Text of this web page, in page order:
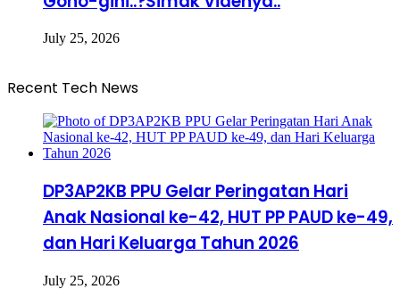
July 25, 2026
Recent Tech News
DP3AP2KB PPU Gelar Peringatan Hari
Anak Nasional ke-42, HUT PP PAUD ke-49,
dan Hari Keluarga Tahun 2026
July 25, 2026